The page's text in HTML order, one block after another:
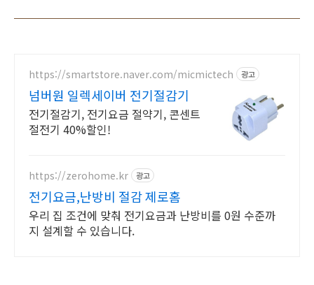
https://smartstore.naver.com/micmictech 광고
넘버원 일렉세이버 전기절감기
전기절감기, 전기요금 절약기, 콘센트
절전기 40%할인!
https://zerohome.kr 광고
전기요금,난방비 절감 제로홈
우리 집 조건에 맞춰 전기요금과 난방비를 0원 수준까
지 설계할 수 있습니다.